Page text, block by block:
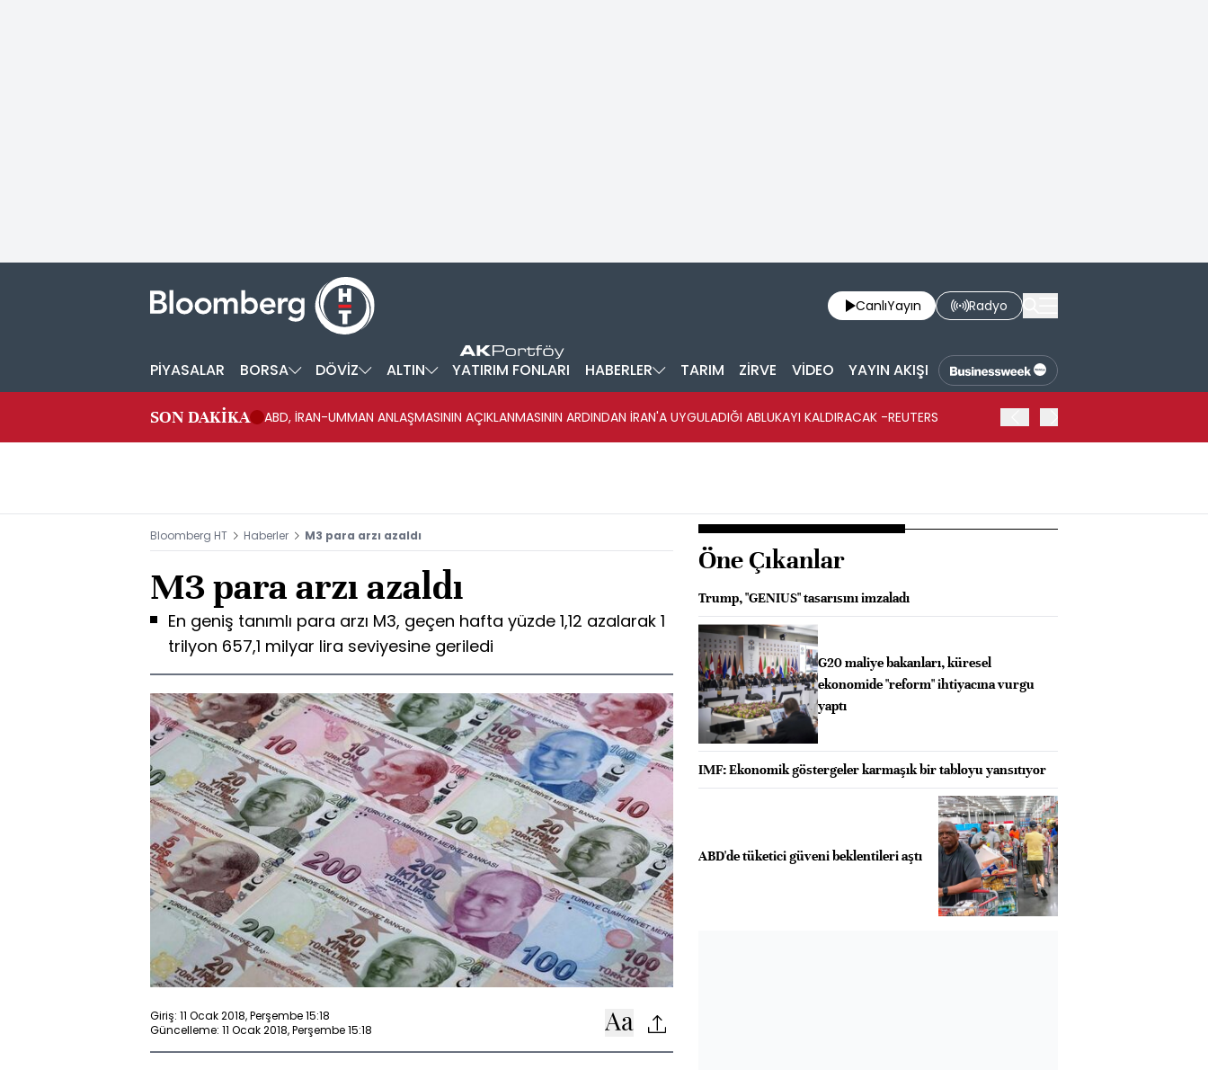
CanlıYayın Radyo
PİYASALAR BORSA DÖVİZ ALTIN YATIRIM FONLARI HABERLER TARIM ZİRVE VİDEO YAYIN AKIŞI
SON DAKİKA ABD, İRAN-UMMAN ANLAŞMASININ AÇIKLANMASININ ARDINDAN İRAN'A UYGULADIĞI ABLUKAYI KALDIRACAK -REUTERS
Bloomberg HT Haberler M3 para arzı azaldı
M3 para arzı azaldı
En geniş tanımlı para arzı M3, geçen hafta yüzde 1,12 azalarak 1
trilyon 657,1 milyar lira seviyesine geriledi
Giriş: 11 Ocak 2018, Perşembe 15:18
Güncelleme: 11 Ocak 2018, Perşembe 15:18
Öne Çıkanlar
Trump, "GENIUS" tasarısını imzaladı
G20 maliye bakanları, küresel
ekonomide "reform" ihtiyacına vurgu
yaptı
IMF: Ekonomik göstergeler karmaşık bir tabloyu yansıtıyor
ABD'de tüketici güveni beklentileri aştı